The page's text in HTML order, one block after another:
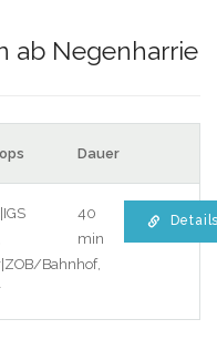
ab Negenharrie
Dauer
Bahnhof,
40
min